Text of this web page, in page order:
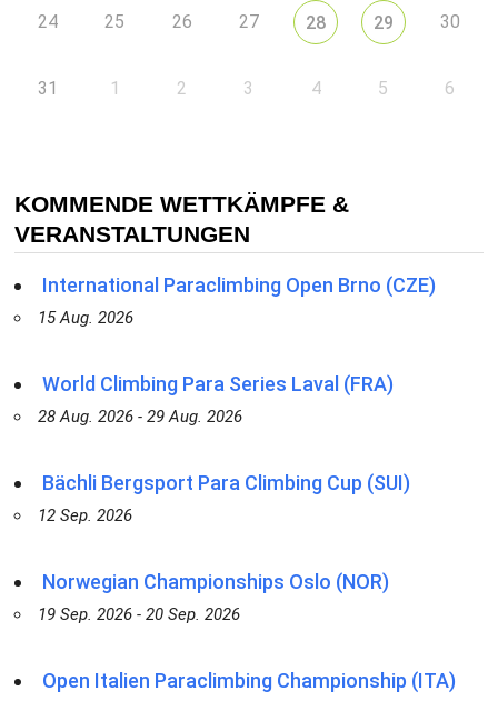
24 25 26 27 28 29 30
31 1 2 3 4 5 6
KOMMENDE WETTKÄMPFE &
VERANSTALTUNGEN
International Paraclimbing Open Brno (CZE)
15 Aug. 2026
World Climbing Para Series Laval (FRA)
28 Aug. 2026 - 29 Aug. 2026
Bächli Bergsport Para Climbing Cup (SUI)
12 Sep. 2026
Norwegian Championships Oslo (NOR)
19 Sep. 2026 - 20 Sep. 2026
Open Italien Paraclimbing Championship (ITA)